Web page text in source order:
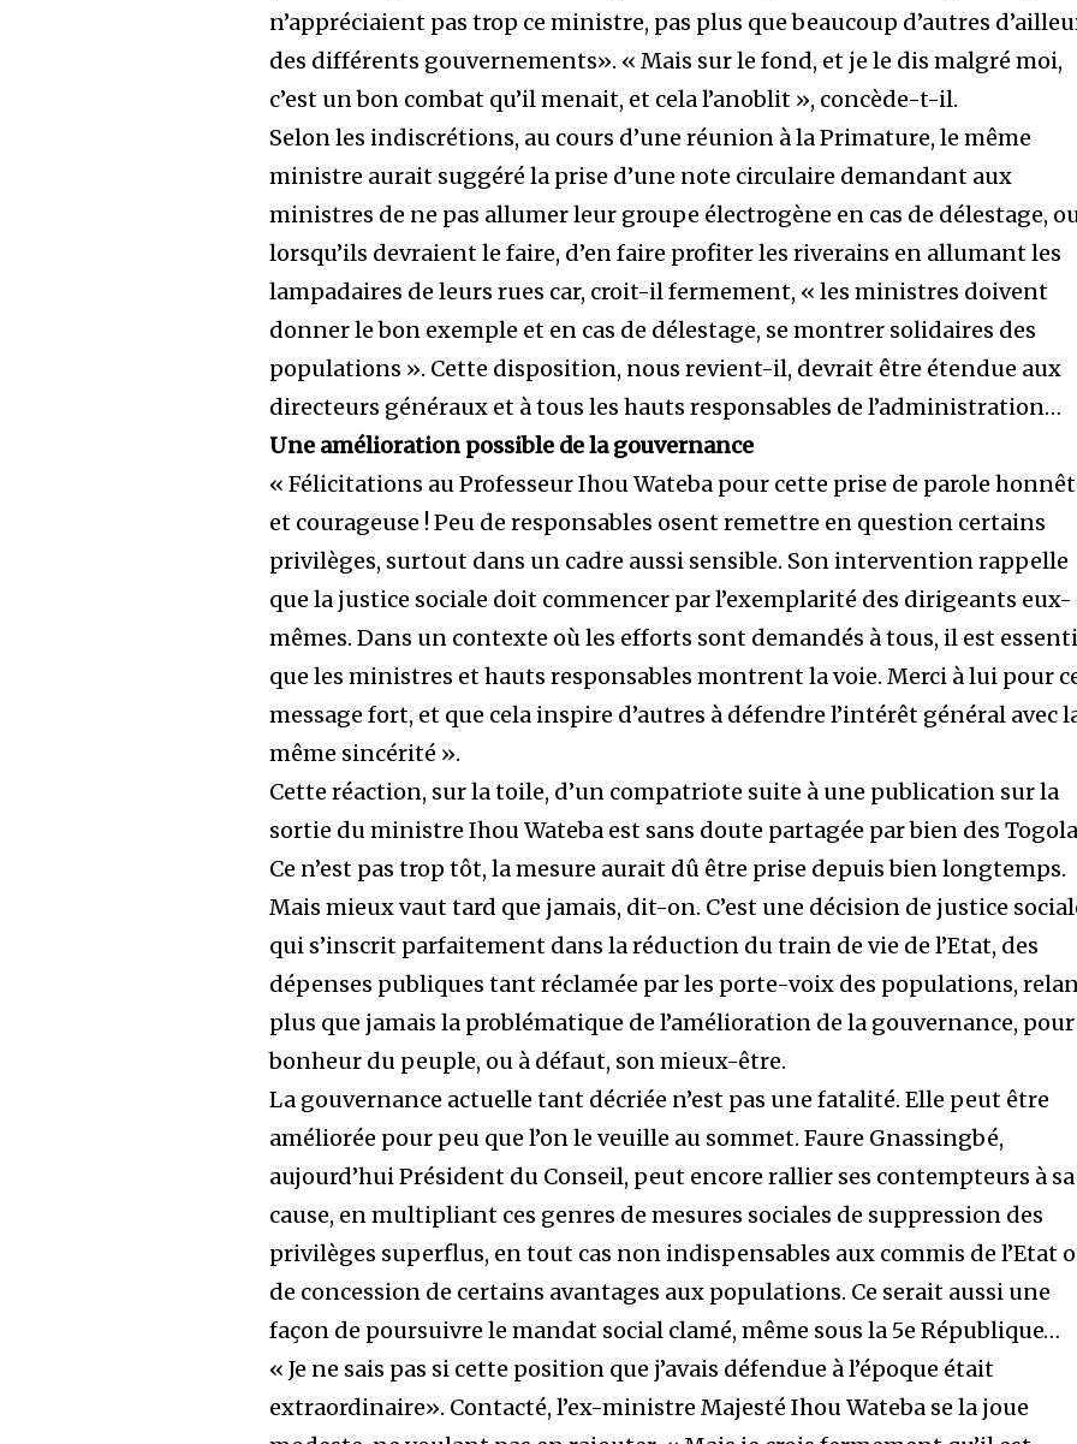
n’appréciaient pas trop ce ministre, pas plus que beaucoup d’autres
des différents gouvernements». « Mais sur le fond, et je le dis malgré moi,
c’est un bon combat qu’il menait, et cela l’anoblit », concède-t-il.
Selon les indiscrétions, au cours d’une réunion à la Primature, le même
ministre aurait suggéré la prise d’une note circulaire demandant aux
ministres de ne pas allumer leur groupe électrogène en cas de délestage,
lorsqu’ils devraient le faire, d’en faire profiter les riverains en allumant les
lampadaires de leurs rues car, croit-il fermement, « les ministres doivent
donner le bon exemple et en cas de délestage, se montrer solidaires des
populations ». Cette disposition, nous revient-il, devrait être étendue aux
directeurs généraux et à tous les hauts responsables de l’administration…
Une amélioration possible de la gouvernance
« Félicitations au Professeur Ihou Wateba pour cette prise de parole
et courageuse ! Peu de responsables osent remettre en question certains
privilèges, surtout dans un cadre aussi sensible. Son intervention rappelle
que la justice sociale doit commencer par l’exemplarité des dirigeants eux-
mêmes. Dans un contexte où les efforts sont demandés à tous, il est
que les ministres et hauts responsables montrent la voie. Merci à lui pour
message fort, et que cela inspire d’autres à défendre l’intérêt général avec
même sincérité ».
Cette réaction, sur la toile, d’un compatriote suite à une publication sur la
sortie du ministre Ihou Wateba est sans doute partagée par bien des
Ce n’est pas trop tôt, la mesure aurait dû être prise depuis bien longtemps.
Mais mieux vaut tard que jamais, dit-on. C’est une décision de justice
qui s’inscrit parfaitement dans la réduction du train de vie de l’Etat, des
dépenses publiques tant réclamée par les porte-voix des populations,
plus que jamais la problématique de l’amélioration de la gouvernance,
bonheur du peuple, ou à défaut, son mieux-être.
La gouvernance actuelle tant décriée n’est pas une fatalité. Elle peut être
améliorée pour peu que l’on le veuille au sommet. Faure Gnassingbé,
aujourd’hui Président du Conseil, peut encore rallier ses contempteurs à sa
cause, en multipliant ces genres de mesures sociales de suppression des
privilèges superflus, en tout cas non indispensables aux commis de l’Etat
de concession de certains avantages aux populations. Ce serait aussi une
façon de poursuivre le mandat social clamé, même sous la 5e République…
« Je ne sais pas si cette position que j’avais défendue à l’époque était
extraordinaire». Contacté, l’ex-ministre Majesté Ihou Wateba se la joue